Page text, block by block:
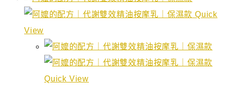
Quick
View
Quick View